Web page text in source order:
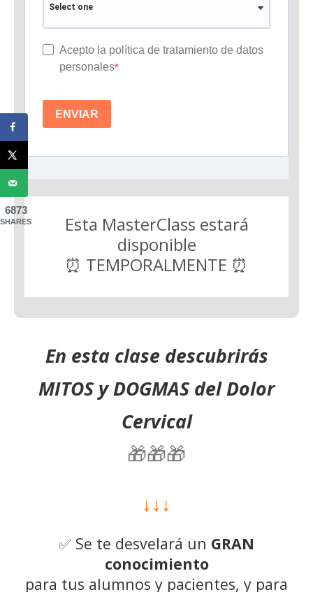
Acepto la política de tratamiento de datos
personales
ENVIAR
Esta MasterClass estará
disponible
⏰ TEMPORALMENTE ⏰
En esta clase descubrirás
MITOS y DOGMAS del Dolor
Cervical
🎁🎁🎁
↓↓↓
✅ Se te desvelará un GRAN
conocimiento
para tus alumnos y pacientes, y para
6873
SHARES